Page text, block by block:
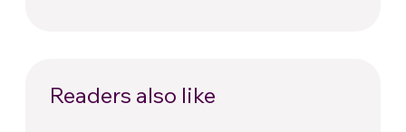
Readers also like